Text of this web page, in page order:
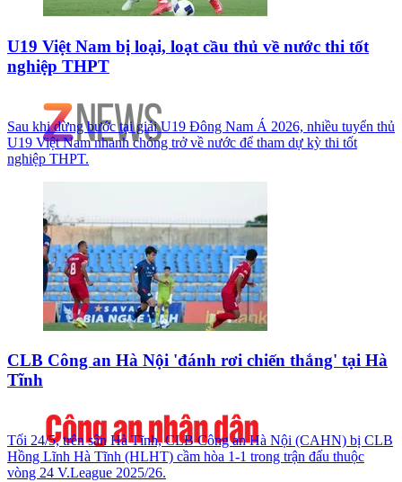
U19 Việt Nam bị loại, loạt cầu thủ về nước thi tốt
nghiệp THPT
Sau khi dừng bước tại giải U19 Đông Nam Á 2026, nhiều tuyển thủ
U19 Việt Nam nhanh chóng trở về nước để tham dự kỳ thi tốt
nghiệp THPT.
CLB Công an Hà Nội 'đánh rơi chiến thắng' tại Hà
Tĩnh
Tối 24/5, trên sân Hà Tĩnh, CLB Công an Hà Nội (CAHN) bị CLB
Hồng Lĩnh Hà Tĩnh (HLHT) cầm hòa 1-1 trong trận đấu thuộc
vòng 24 V.League 2025/26.